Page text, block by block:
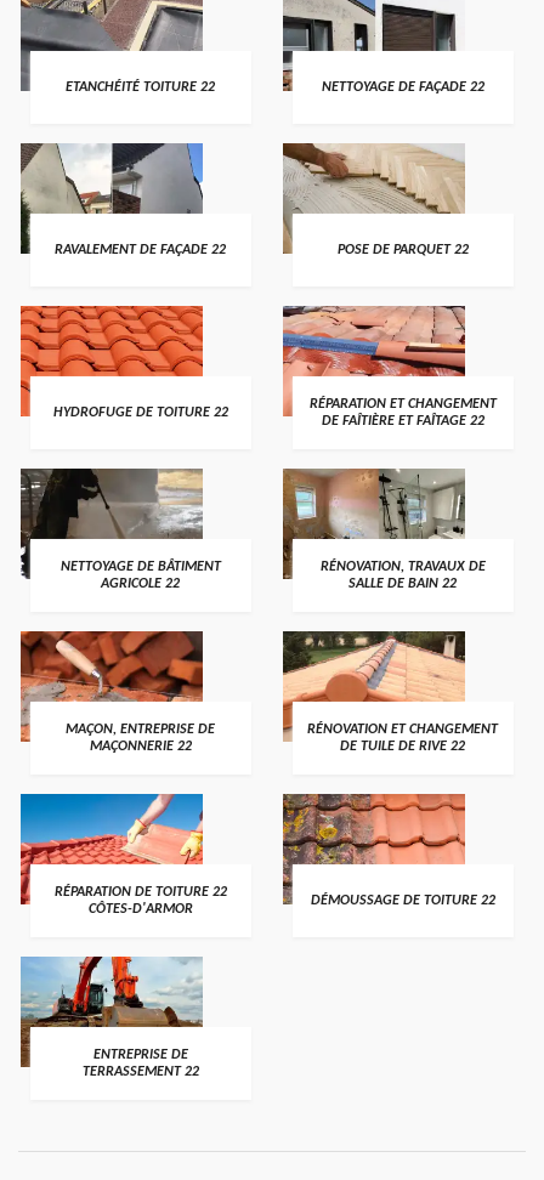
ETANCHÉITÉ TOITURE 22 NETTOYAGE DE FAÇADE 22
RAVALEMENT DE FAÇADE 22 POSE DE PARQUET 22
HYDROFUGE DE TOITURE 22
RÉPARATION ET CHANGEMENT
DE FAÎTIÈRE ET FAÎTAGE 22
NETTOYAGE DE BÂTIMENT
AGRICOLE 22
RÉNOVATION, TRAVAUX DE
SALLE DE BAIN 22
MAÇON, ENTREPRISE DE
MAÇONNERIE 22
RÉNOVATION ET CHANGEMENT
DE TUILE DE RIVE 22
RÉPARATION DE TOITURE 22
CÔTES-D'ARMOR
DÉMOUSSAGE DE TOITURE 22
ENTREPRISE DE
TERRASSEMENT 22